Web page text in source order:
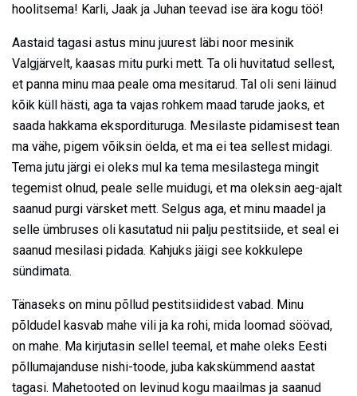
hoolitsema! Karli, Jaak ja Juhan teevad ise ära kogu töö!
Aastaid tagasi astus minu juurest läbi noor mesinik
Valgjärvelt, kaasas mitu purki mett. Ta oli huvitatud sellest,
et panna minu maa peale oma mesitarud. Tal oli seni läinud
kõik küll hästi, aga ta vajas rohkem maad tarude jaoks, et
saada hakkama ekspordituruga. Mesilaste pidamisest tean
ma vähe, pigem võiksin öelda, et ma ei tea sellest midagi.
Tema jutu järgi ei oleks mul ka tema mesilastega mingit
tegemist olnud, peale selle muidugi, et ma oleksin aeg-ajalt
saanud purgi värsket mett. Selgus aga, et minu maadel ja
selle ümbruses oli kasutatud nii palju pestitsiide, et seal ei
saanud mesilasi pidada. Kahjuks jäigi see kokkulepe
sündimata.
Tänaseks on minu põllud pestitsiididest vabad. Minu
põldudel kasvab mahe vili ja ka rohi, mida loomad söövad,
on mahe. Ma kirjutasin sellel teemal, et mahe oleks Eesti
põllumajanduse nishi-toode, juba kakskümmend aastat
tagasi. Mahetooted on levinud kogu maailmas ja saanud